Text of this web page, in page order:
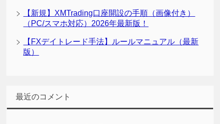
【新規】XMTrading口座開設の手順（画像付き）
（PC/スマホ対応）2026年最新版！
【FXデイトレード手法】ルールマニュアル（最新
版）
最近のコメント